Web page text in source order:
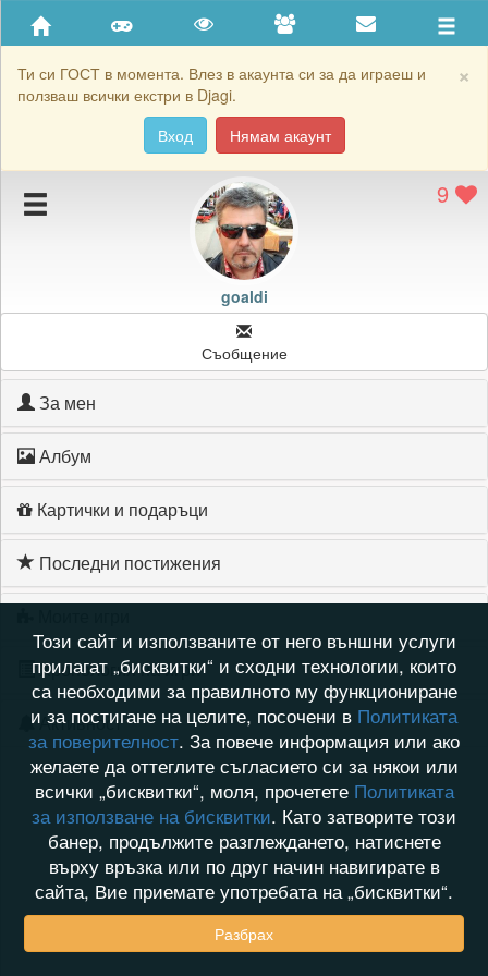
×
Ти си ГОСТ в момента. Влез в акаунта си за да играеш и
ползваш всички екстри в Djagi.
Вход
Нямам акаунт
Приятели
Хронология на игри
Подаръците на goaldi 9
goaldi
Съобщение
За мен
Албум
Картички и подаръци
Последни постижения
Хронология на игри
Активност
Този сайт и използваните от него външни услуги
прилагат „бисквитки“ и сходни технологии, които
са необходими за правилното му функциониране
и за постигане на целите, посочени в Политиката
за поверителност. За повече информация или ако
желаете да оттеглите съгласието си за някои или
всички „бисквитки“, моля, прочетете Политиката
за използване на бисквитки. Като затворите този
банер, продължите разглеждането, натиснете
върху връзка или по друг начин навигирате в
сайта, Вие приемате употребата на „бисквитки“.
Разбрах